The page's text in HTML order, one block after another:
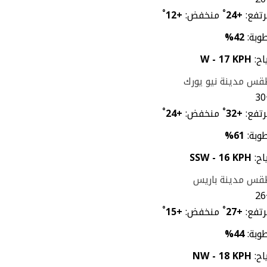
+
24
° منخفض:+
12
°
42%
W - 17 KPH
مدينة نيو يورك
30
+
32
° منخفض:+
24
°
61%
SSW - 16 KPH
مدينة باريس
26
+
27
° منخفض:+
15
°
44%
NW - 18 KPH